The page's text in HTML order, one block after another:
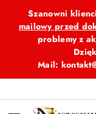
Przejdź do
Przejdź do
Przejdź do
Przejdź do
Przejdź do
Przejdź do
Szanowni
mailowy przed
problemy z
Mail: